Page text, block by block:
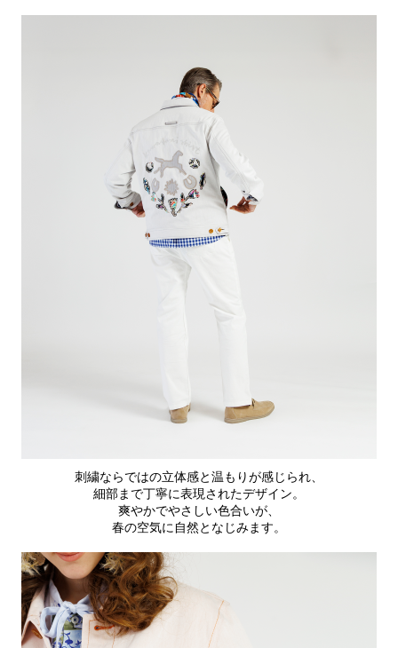
刺繍ならではの立体感と温もりが感じられ、
細部まで丁寧に表現されたデザイン。
爽やかでやさしい色合いが、
春の空気に自然となじみます。